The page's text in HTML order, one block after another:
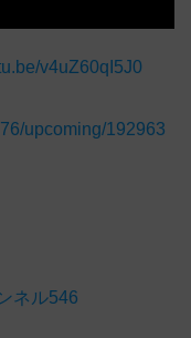
v4uZ60qI5J0
upcoming/192963
ネル546